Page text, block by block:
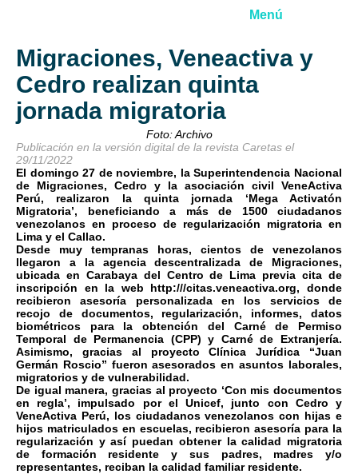
Menú
Migraciones, Veneactiva y
Cedro realizan quinta
jornada migratoria
Foto: Archivo
Publicación en la versión digital de la revista Caretas el
29/11/2022
El domingo 27 de noviembre, la Superintendencia Nacional
de Migraciones, Cedro y la asociación civil VeneActiva
Perú, realizaron la quinta jornada ‘Mega Activatón
Migratoria’, beneficiando a más de 1500 ciudadanos
venezolanos en proceso de regularización migratoria en
Lima y el Callao.
Desde muy tempranas horas, cientos de venezolanos
llegaron a la agencia descentralizada de Migraciones,
ubicada en Carabaya del Centro de Lima previa cita de
inscripción en la web http:///citas.veneactiva.org, donde
recibieron asesoría personalizada en los servicios de
recojo de documentos, regularización, informes, datos
biométricos para la obtención del Carné de Permiso
Temporal de Permanencia (CPP) y Carné de Extranjería.
Asimismo, gracias al proyecto Clínica Jurídica “Juan
Germán Roscio” fueron asesorados en asuntos laborales,
migratorios y de vulnerabilidad.
De igual manera, gracias al proyecto ‘Con mis documentos
en regla’, impulsado por el Unicef, junto con Cedro y
VeneActiva Perú, los ciudadanos venezolanos con hijas e
hijos matriculados en escuelas, recibieron asesoría para la
regularización y así puedan obtener la calidad migratoria
de formación residente y sus padres, madres y/o
representantes, reciban la calidad familiar residente.